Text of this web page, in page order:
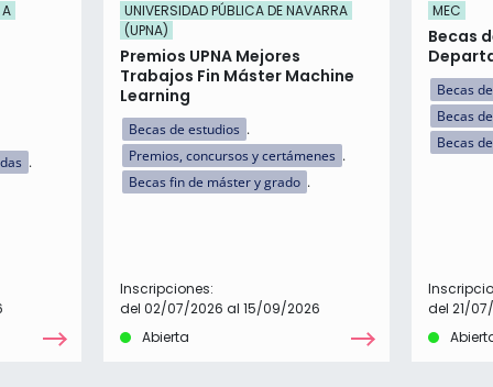
UNIVERSIDAD PÚBLICA DE NAVARRA
(UPNA)
Premios UPNA Mejores
Trabajos Fin Máster Machine
Learning
Becas de estudios
Premios, concursos y certámenes
Becas fin de máster y grado
Inscripciones:
del 02/07/2026 al 15/09/2026
Abierta
MEC
Becas
Becas
Becas
Becas
del 21/